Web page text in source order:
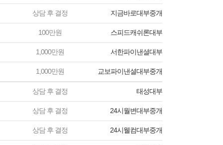
상담 후 결정 지금바로대부중개
100만원 스피드캐쉬론대부
1,000만원 서한파이낸셜대부
1,000만원 교보파이낸셜대부중개
상담 후 결정 태성대부
상담 후 결정 24시월변대부중개
상담 후 결정 24시웰컴대부중개